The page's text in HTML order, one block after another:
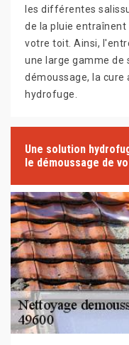
les différentes
de la pluie
votre toit. Ainsi,
une large gamme de
démoussage, la
hydrofuge.
Une solution
le démoussage de